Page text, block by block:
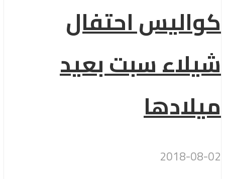
كواليس احتفال
شيلاء سبت بعيد
ميلادها
2018-08-02